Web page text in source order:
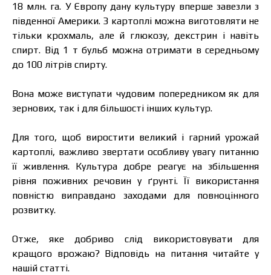
18 млн. га. У Європу дану культуру вперше завезли з
південної Америки. З картоплі можна виготовляти не
тільки крохмаль, але й глюкозу, декстрин і навіть
спирт. Від 1 т бульб можна отримати в середньому
до 100 літрів спирту.
Вона може виступати чудовим попередником як для
зернових, так і для більшості інших культур.
Для того, щоб виростити великий і гарний урожай
картоплі, важливо звертати особливу увагу питанню
її живлення. Культура добре реагує на збільшення
рівня поживних речовин у ґрунті. Її використання
повністю виправдано заходами для повноцінного
розвитку.
Отже, яке добриво слід використовувати для
кращого врожаю? Відповідь на питання читайте у
нашій статті.